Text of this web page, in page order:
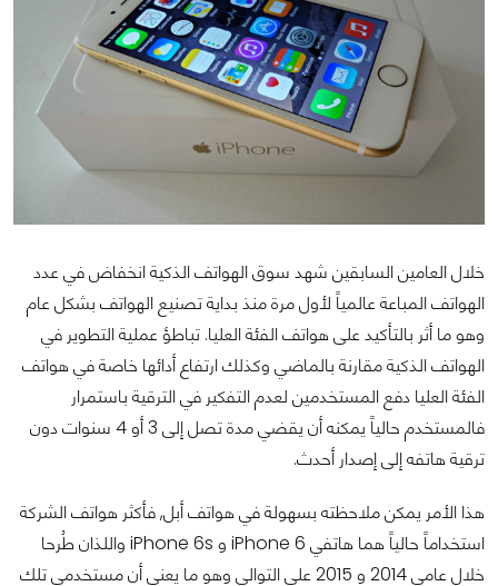
خلال العامين السابقين شهد سوق الهواتف الذكية انخفاض في عدد
الهواتف المباعة عالمياً لأول مرة منذ بداية تصنيع الهواتف بشكل عام
وهو ما أثر بالتأكيد على هواتف الفئة العليا. تباطؤ عملية التطوير في
الهواتف الذكية مقارنة بالماضي وكذلك ارتفاع أدائها خاصة في هواتف
الفئة العليا دفع المستخدمين لعدم التفكير في الترقية باستمرار
فالمستخدم حالياً يمكنه أن يقضي مدة تصل إلى 3 أو 4 سنوات دون
ترقية هاتفه إلى إصدار أحدث.
هذا الأمر يمكن ملاحظته بسهولة في هواتف أبل, فأكثر هواتف الشركة
استخداماً حالياً هما هاتفي iPhone 6 و iPhone 6s واللذان طُرحا
خلال عامي 2014 و 2015 على التوالي وهو ما يعني أن مستخدمي تلك